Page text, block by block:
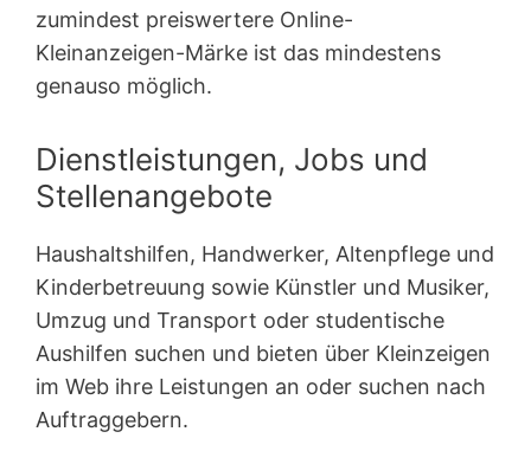
zumindest preiswertere Online-
Kleinanzeigen-Märke ist das mindestens
genauso möglich.
Dienstleistungen, Jobs und
Stellenangebote
Haushaltshilfen, Handwerker, Altenpflege und
Kinderbetreuung sowie Künstler und Musiker,
Umzug und Transport oder studentische
Aushilfen suchen und bieten über Kleinzeigen
im Web ihre Leistungen an oder suchen nach
Auftraggebern.